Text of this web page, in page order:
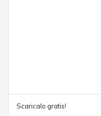
Scaricalo gratis!